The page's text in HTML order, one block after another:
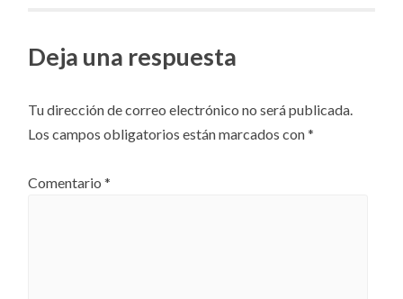
artículos
Deja una respuesta
Tu dirección de correo electrónico no será publicada.
Los campos obligatorios están marcados con*
Comentario*